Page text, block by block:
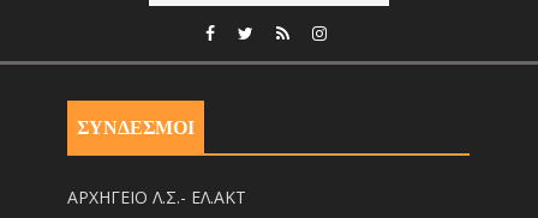
ΣΥΝΔΕΣΜΟΙ
ΑΡΧΗΓΕΙΟ Λ.Σ.- ΕΛ.ΑΚΤ